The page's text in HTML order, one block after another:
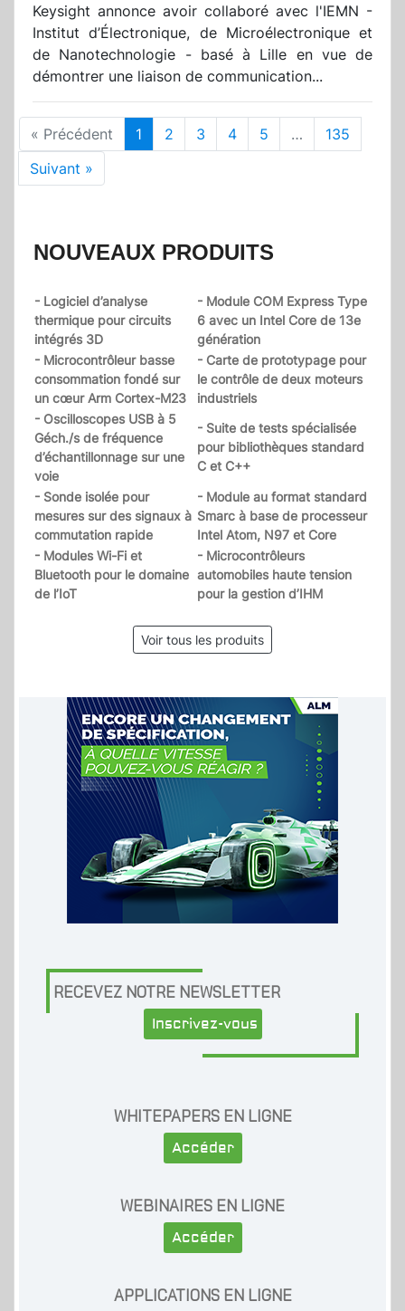
Keysight annonce avoir collaboré avec l'IEMN -
Institut d’Électronique, de Microélectronique et
de Nanotechnologie - basé à Lille en vue de
démontrer une liaison de communication...
« Précédent 1 2 3 4 5 …
135
Suivant »
NOUVEAUX PRODUITS
- Logiciel d’analyse
thermique pour circuits
intégrés 3D
- Module COM Express Type
6 avec un Intel Core de 13e
génération
- Microcontrôleur basse
consommation fondé sur
un cœur Arm Cortex-M23
- Carte de prototypage pour
le contrôle de deux moteurs
industriels
- Oscilloscopes USB à 5
Géch./s de fréquence
d’échantillonnage sur une
voie
- Suite de tests spécialisée
pour bibliothèques standard
C et C++
- Sonde isolée pour
mesures sur des signaux à
commutation rapide
- Module au format standard
Smarc à base de processeur
Intel Atom, N97 et Core
- Modules Wi-Fi et
Bluetooth pour le domaine
de l’IoT
- Microcontrôleurs
automobiles haute tension
pour la gestion d’IHM
Voir tous les produits
RECEVEZ NOTRE NEWSLETTER
Inscrivez-vous
WHITEPAPERS EN LIGNE
Accéder
WEBINAIRES EN LIGNE
Accéder
APPLICATIONS EN LIGNE